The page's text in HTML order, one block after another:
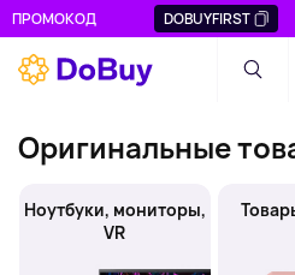
ПРОМОКОД DOBUYFIRST
Оригинальные
Ноутбуки, мониторы,
VR